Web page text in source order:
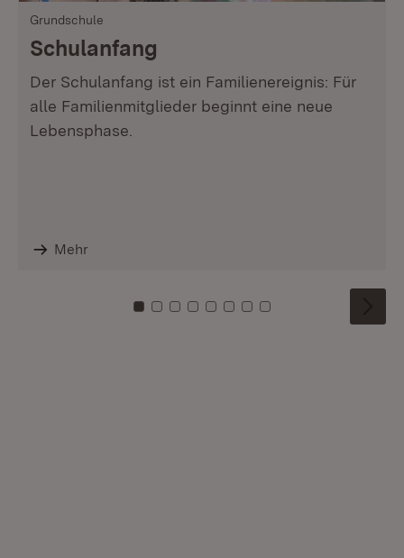
Grundschule
Schulanfang
Der Schulanfang ist ein Familienereignis: Für
alle Familienmitglieder beginnt eine neue
Lebensphase.
Mehr
Zu Kachel: 0
Zu Kachel: 1
Zu Kachel: 2
Zu Kachel: 3
Zu Kachel: 4
Zu Kachel: 5
Zu Kachel: 6
Zu Kachel: 7